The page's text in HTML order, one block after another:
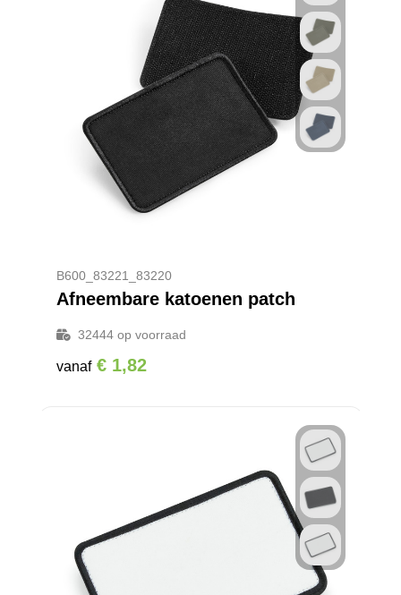
B600_83221_83220
Afneembare katoenen patch
32444op voorraad
vanaf € 1,82